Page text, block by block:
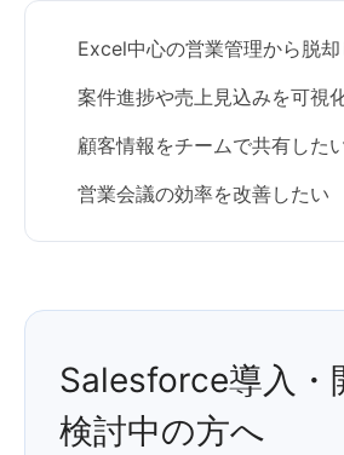
Excel中心の営業管理から脱
案件進捗や売上見込みを可視
顧客情報をチームで共有した
営業会議の効率を改善したい
Salesforce導入・
検討中の方へ